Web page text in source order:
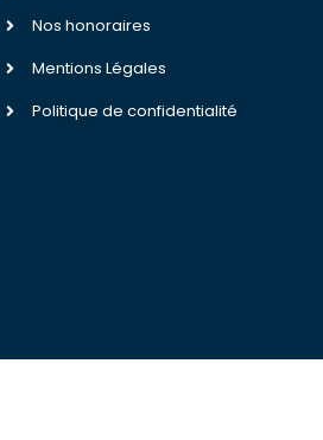
Nos honoraires
Mentions Légales
Politique de confidentialité